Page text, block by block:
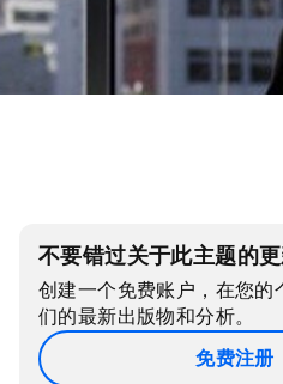
不要错过关于此主题的
创建一个免费账户，在您
们的最新出版物和分析。
免费注册